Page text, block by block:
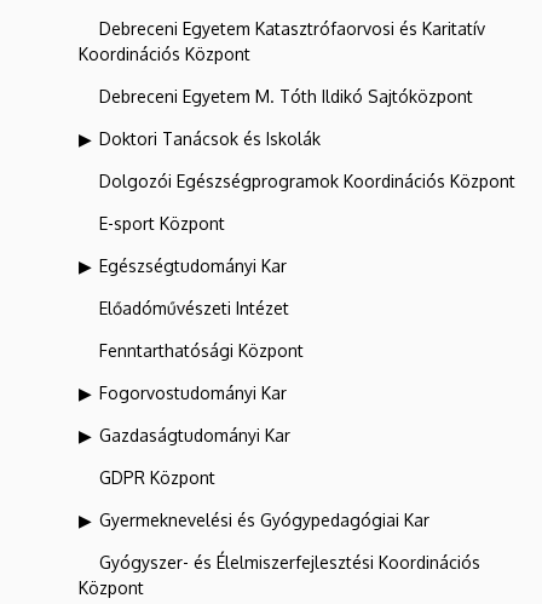
Debreceni Egyetem Katasztrófaorvosi és Karitatív
Koordinációs Központ
Debreceni Egyetem M. Tóth Ildikó Sajtóközpont
Doktori Tanácsok és Iskolák
Dolgozói Egészségprogramok Koordinációs Központ
E-sport Központ
Egészségtudományi Kar
Előadóművészeti Intézet
Fenntarthatósági Központ
Fogorvostudományi Kar
Gazdaságtudományi Kar
GDPR Központ
Gyermeknevelési és Gyógypedagógiai Kar
Gyógyszer- és Élelmiszerfejlesztési Koordinációs
Központ